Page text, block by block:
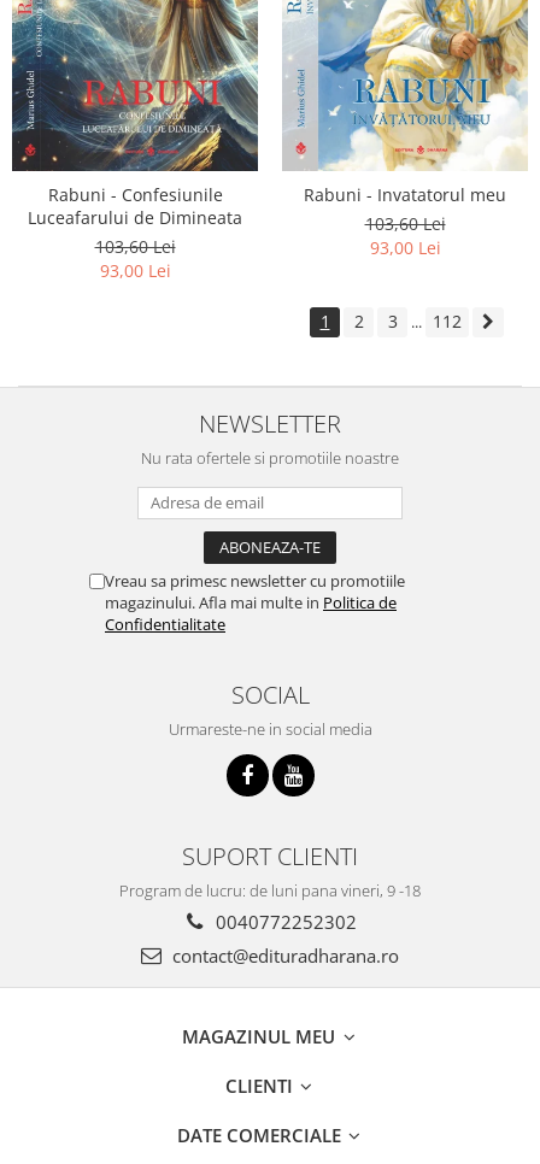
Rabuni - Confesiunile
Luceafarului de Dimineata
103,60 Lei
93,00 Lei
Rabuni - Invatatorul meu
103,60 Lei
93,00 Lei
1 2 3 ... 112
NEWSLETTER
Nu rata ofertele si promotiile noastre
Vreau sa primesc newsletter cu promotiile
magazinului. Afla mai multe in Politica de
Confidentialitate
SOCIAL
Urmareste-ne in social media
SUPORT CLIENTI
Program de lucru: de luni pana vineri, 9 -18
0040772252302
contact@edituradharana.ro
MAGAZINUL MEU
CLIENTI
DATE COMERCIALE